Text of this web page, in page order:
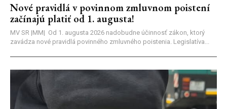
Nové pravidlá v povinnom zmluvnom poistení
začínajú platiť od 1. augusta!
MV SR |MM| Od 1. augusta 2026 nadobudne účinnosť zákon, ktorý
zavádza nové pravidlá povinného zmluvného poistenia. Legislatíva...